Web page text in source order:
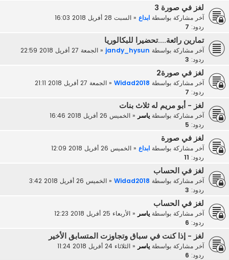
لغز في صورة 3
آخر مشاركة بواسطة ابداع « السبت 28 أفريل 2018 16:03
ردود: 7
تمارين رائعة....تحضيرا للبكالوريا
آخر مشاركة بواسطة jandy_hysun
« الجمعة 27 أفريل 2018 22:59
ردود: 3
لغز في صورة2
آخر مشاركة بواسطة Widad2018
« الجمعة 27 أفريل 2018 21:11
ردود: 7
لغز - أبو مريم له ثلاث بنات
آخر مشاركة بواسطة ياسر « الخميس 26 أفريل 2018 16:46
ردود: 5
لغز في صورة
آخر مشاركة بواسطة ابداع « الخميس 26 أفريل 2018 12:09
ردود: 11
لغز في الحساب
آخر مشاركة بواسطة Widad2018
« الخميس 26 أفريل 2018 3:42
ردود: 3
لغز في الحساب
آخر مشاركة بواسطة ياسر « الأربعاء 25 أفريل 2018 12:23
ردود: 6
لغز - إذا كنت في سباق وتجاوزت المتسابق الأخير
آخر مشاركة بواسطة ياسر « الثلاثاء 24 أفريل 2018 11:24
ردود: 6